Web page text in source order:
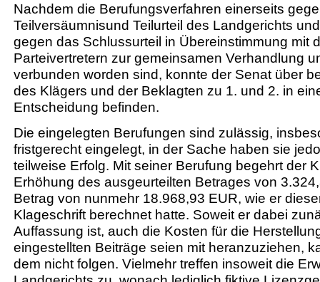
Nachdem die Berufungsverfahren einerseits
Teilversäumnisund Teilurteil des Landgerichts
gegen das Schlussurteil in Übereinstimmung mit
Parteivertretern zur gemeinsamen Verhandlung
verbunden worden sind, konnte der Senat über
des Klägers und der Beklagten zu 1. und 2. in
Entscheidung befinden.
Die eingelegten Berufungen sind zulässig,
fristgerecht eingelegt, in der Sache haben sie
teilweise Erfolg. Mit seiner Berufung begehrt der
Erhöhung des ausgeurteilten Betrages von
Betrag von nunmehr 18.968,93 EUR, wie er
Klageschrift berechnet hatte. Soweit er dabei
Auffassung ist, auch die Kosten für die
eingestellten Beiträge seien mit heranzuziehen,
dem nicht folgen. Vielmehr treffen insoweit die